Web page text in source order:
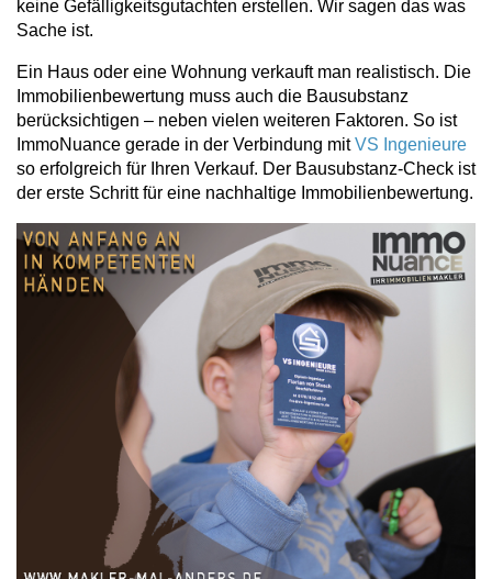
keine Gefälligkeitsgutachten erstellen. Wir sagen das was
Sache ist.
Ein Haus oder eine Wohnung verkauft man realistisch. Die
Immobilienbewertung muss auch die Bausubstanz
berücksichtigen – neben vielen weiteren Faktoren. So ist
ImmoNuance gerade in der Verbindung mitVS Ingenieure
so erfolgreich für Ihren Verkauf. Der Bausubstanz-Check ist
der erste Schritt für eine nachhaltige Immobilienbewertung.